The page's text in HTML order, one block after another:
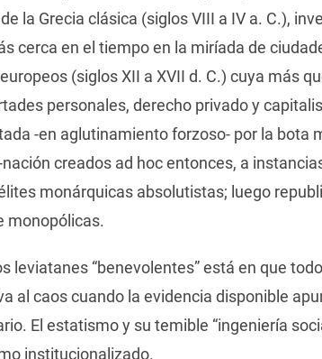
la Grecia clásica (siglos VIII a IV a. C.),
cerca en el tiempo en la miríada de
(siglos XII a XVII d. C.) cuya más
personales, derecho privado y
-en aglutinamiento forzoso- por la bota
creados ad hoc entonces, a
monárquicas absolutistas; luego
monopólicas.
leviatanes “benevolentes” está en que
al caos cuando la evidencia disponible
El estatismo y su temible “ingeniería
institucionalizado.